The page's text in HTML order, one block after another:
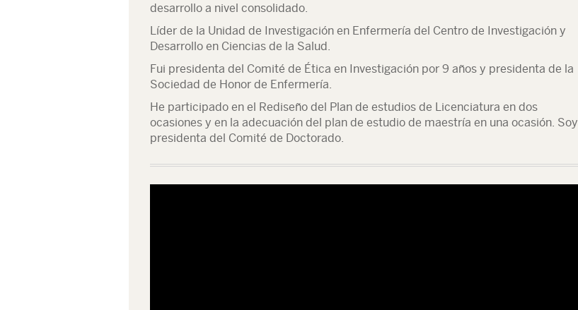
desarrollo a nivel consolidado.
Líder de la Unidad de Investigación en Enfermería del Centro de Investigación y
Desarrollo en Ciencias de la Salud.
Fui presidenta del Comité de Ética en Investigación por 9 años y presidenta de la
Sociedad de Honor de Enfermería.
He participado en el Rediseño del Plan de estudios de Licenciatura en dos
ocasiones y en la adecuación del plan de estudio de maestría en una ocasión. Soy
presidenta del Comité de Doctorado.